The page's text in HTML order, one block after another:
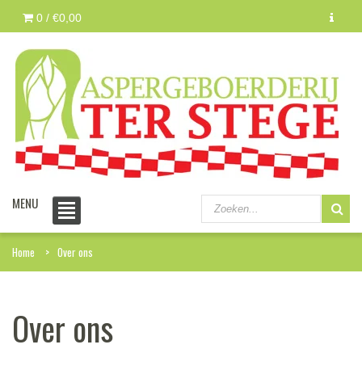
0 / €0,00
MENU
Home Over ons
Over ons